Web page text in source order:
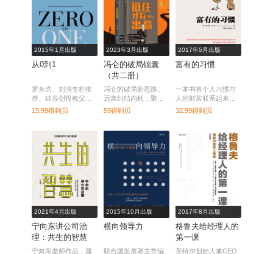
2015年1月出版
从0到1
罗永浩、刘润专栏推
荐。硅谷创投教父彼
得·蒂尔带你揭开创新
15.99得到贝
2023年3月出版
冯仑的破局锦囊
（共二册）
冯仑的破局新思路。
远离纠结内耗，聚焦
解决方案，这不是鸡
59得到贝
2017年5月出版
富有的习惯
一本书将个人习惯与
人的财富联系起来，
成为百万富翁，从习
32.99得到贝
2021年4月出版
宁向东讲公司治
理：共生的智慧
宁向东老师作品，厘
2015年10月出版
横向领导力
联合国发展署主导编
2017年8月出版
格鲁夫给经理人的
第一课
英特尔创始人兼CEO